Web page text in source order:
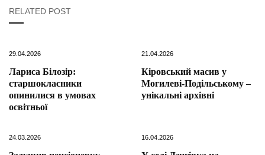
RELATED POST
29.04.2026
Лариса Білозір:
старшокласники
опинилися в умовах
освітньої
21.04.2026
Кіровський масив у
Могилеві-Подільському –
унікальні архівні
24.03.2026 16.04.2026